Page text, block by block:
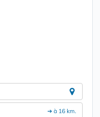
➔ à 16 km.